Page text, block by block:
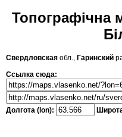
Топографічна
Свердловская обл., Гаринский
Ссылка сюда:
Долгота (lon):